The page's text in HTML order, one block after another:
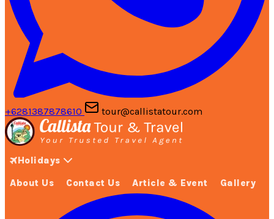
+6281387878610 tour@callistatour.com
Holidays
About Us Contact Us Article & Event Gallery